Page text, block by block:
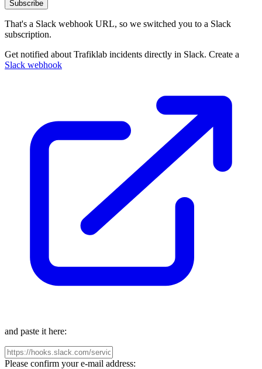
Subscribe
That's a Slack webhook URL, so we switched you to a Slack
subscription.
Get notified about Trafiklab incidents directly in Slack. Create a
Slack webhook
and paste it here:
Please confirm your e-mail address: